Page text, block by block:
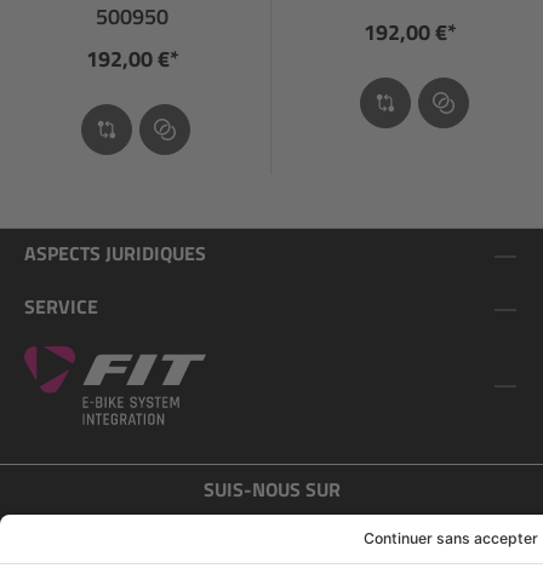
500950
192,00 €*
192,00 €*
ASPECTS JURIDIQUES
SERVICE
SUIS-NOUS SUR